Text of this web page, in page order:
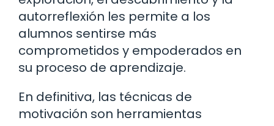
autorreflexión les permite a los
alumnos sentirse más
comprometidos y empoderados en
su proceso de aprendizaje.
En definitiva, las técnicas de
motivación son herramientas